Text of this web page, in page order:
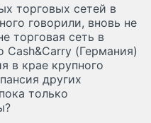
торговых сетей в
говорили, вновь не
торговая сеть в
Cash&Carry (Германия)
в крае крупного
других
только